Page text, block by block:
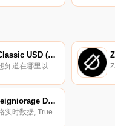
Terra Classic USD (Wormhole)
True Seigniorage Dollar
TSD价格实时数据, True Seigniorage Dollar是一种去中心化的、预言机数据驱动的稳定币,它围绕时间加权平均价格（TWAP）预言机使用供应弹性方法来实现价格稳定。这是一种算法稳定币,使用TWAP来稳定价格。我们的目标是长期保持价格$TSD＝1美元.